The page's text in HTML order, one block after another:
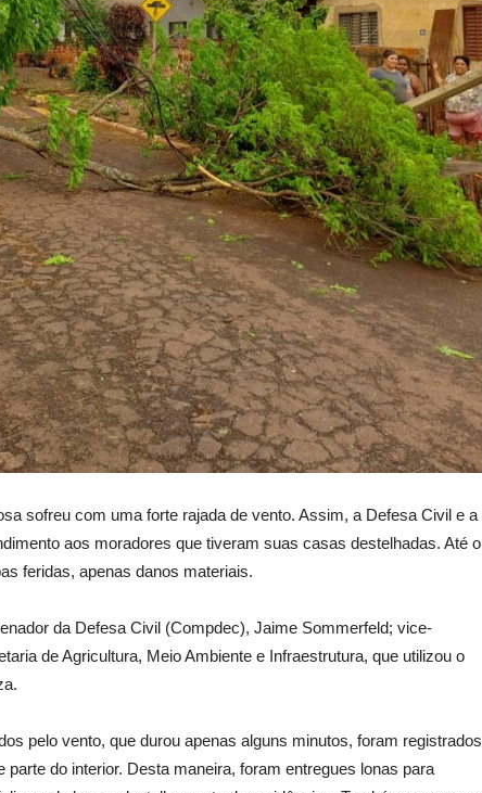
sofreu com uma forte rajada de vento. Assim, a Defesa Civil e a
aos moradores que tiveram suas casas destelhadas. Até o
feridas, apenas danos materiais.
da Defesa Civil (Compdec), Jaime Sommerfeld; vice-
de Agricultura, Meio Ambiente e Infraestrutura, que utilizou o
pelo vento, que durou apenas alguns minutos, foram registrados
do interior. Desta maneira, foram entregues lonas para